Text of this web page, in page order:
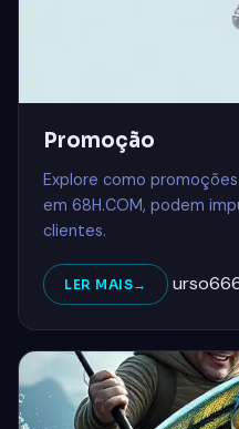
Promoção
Explore como
em 68H.COM, podem
clientes.
LER MAIS